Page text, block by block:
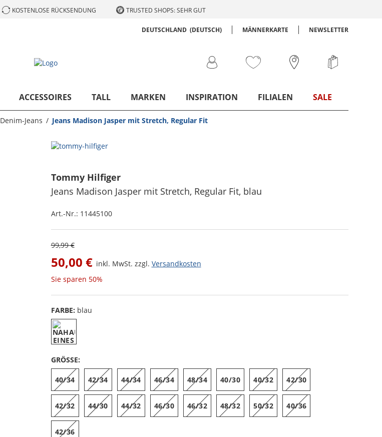
KOSTENLOSE RÜCKSENDUNG TRUSTED SHOPS: SEHR GUT
DEUTSCHLAND (DEUTSCH) MÄNNERKARTE NEWSLETTER
ACCESSOIRES TALL MARKEN INSPIRATION FILIALEN SALE
Denim-Jeans Jeans Madison Jasper mit Stretch, Regular Fit
Tommy Hilfiger
Jeans Madison Jasper mit Stretch, Regular Fit, blau
Art.-Nr.: 11445100
99,99 €
50,00 € inkl. MwSt. zzgl. Versandkosten
Sie sparen 50%
FARBE: blau
GRÖSSE:
40/34 42/34 44/34 46/34 48/34 40/30 40/32 42/30
42/32 44/30 44/32 46/30 46/32 48/32 50/32 40/36
42/36